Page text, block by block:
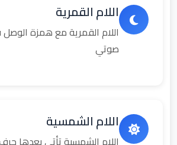
اللام القمرية
اللام القمرية مع همزة
صوتي
اللام الشمسية
اللام الشمسية تأتي بعدها